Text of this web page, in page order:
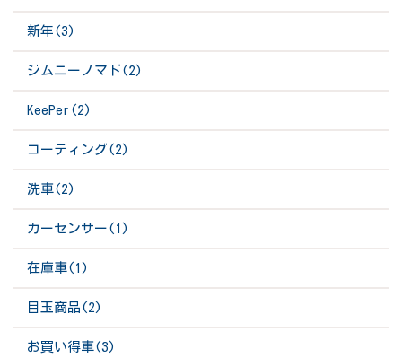
新年(3)
ジムニーノマド(2)
KeePer(2)
コーティング(2)
洗車(2)
カーセンサー(1)
在庫車(1)
目玉商品(2)
お買い得車(3)